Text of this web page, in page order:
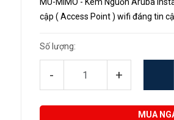
cập ( Access Point ) wifi đáng tin
có thể thoải m...
Số lượng:
- +
MUA